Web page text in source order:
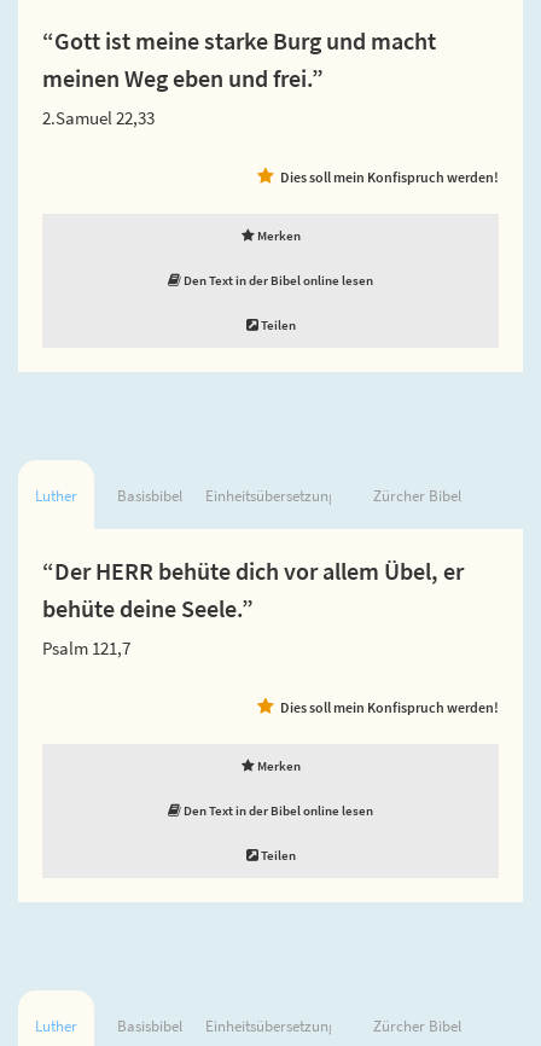
“Gott ist meine starke Burg und macht
meinen Weg eben und frei.”
2.Samuel 22,33
Dies soll mein Konfispruch werden!
Merken
Den Text in der Bibel online lesen
Teilen
Luther Basisbibel Einheitsübersetzung Zürcher Bibel
“Der HERR behüte dich vor allem Übel, er
behüte deine Seele.”
Psalm 121,7
Dies soll mein Konfispruch werden!
Merken
Den Text in der Bibel online lesen
Teilen
Luther Basisbibel Einheitsübersetzung Zürcher Bibel